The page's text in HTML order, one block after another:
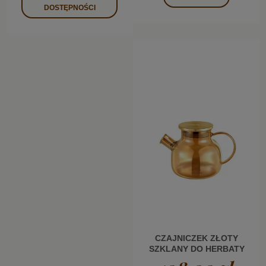
DOSTĘPNOŚCI
CZAJNICZEK ZŁOTY
SZKLANY DO HERBATY